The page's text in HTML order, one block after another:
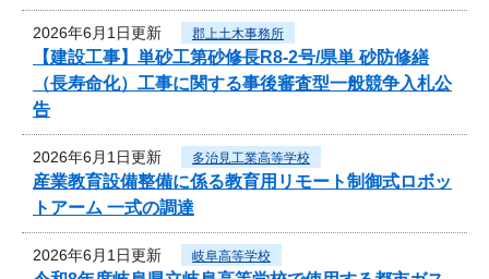
2026年6月1日更新 郡上土木事務所
【建設工事】単砂工第砂修長R8-2号/県単 砂防修繕
（長寿命化）工事に関する事後審査型一般競争入札公
告
2026年6月1日更新 多治見工業高等学校
産業教育設備整備に係る教育用リモート制御式ロボッ
トアーム 一式の調達
2026年6月1日更新 岐阜高等学校